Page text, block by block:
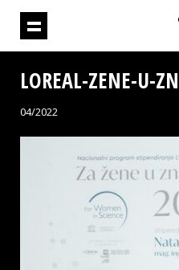
LOREAL-ZENE-U-
04/2022